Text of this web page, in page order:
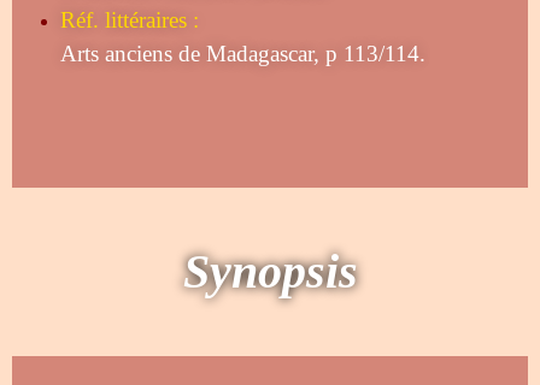
Réf. littéraires :
Arts anciens de Madagascar, p 113/114.
Synopsis